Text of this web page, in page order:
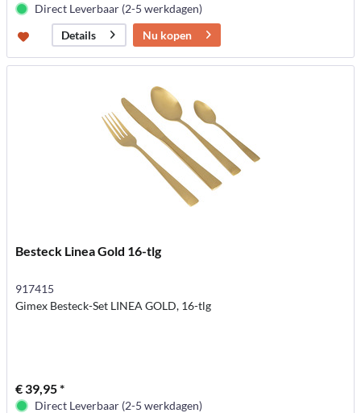
Direct Leverbaar (2-5 werkdagen)
Details
Nu kopen
Besteck Linea Gold 16-tlg
917415
Gimex Besteck-Set LINEA GOLD, 16-tlg
€ 39,95 *
Direct Leverbaar (2-5 werkdagen)